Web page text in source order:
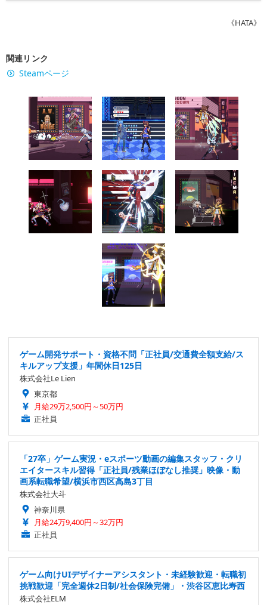
《HATA》
関連リンク
Steamページ
ゲーム開発サポート・資格不問「正社員/交通費全額支給/ス
キルアップ支援」年間休日125日
株式会社Le Lien
東京都
月給29万2,500円～50万円
正社員
「27卒」ゲーム実況・eスポーツ動画の編集スタッフ・クリ
エイタースキル習得「正社員/残業ほぼなし推奨」映像・動
画系転職希望/横浜市西区高島3丁目
株式会社大斗
神奈川県
月給24万9,400円～32万円
正社員
ゲーム向けUIデザイナーアシスタント・未経験歓迎・転職初
挑戦歓迎「完全週休2日制/社会保険完備」・渋谷区恵比寿西
株式会社ELM